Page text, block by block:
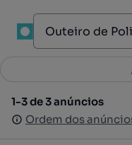
1-3 de 3 anúncios
Ordem dos
1-3 de 3 anúncios
Ordem dos